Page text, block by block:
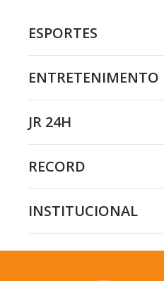
ESPORTES
ENTRETENIMENTO
JR 24H
RECORD
INSTITUCIONAL